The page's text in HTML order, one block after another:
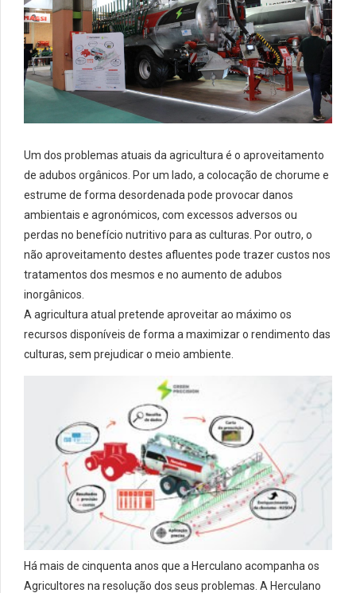
Um dos problemas atuais da agricultura é o aproveitamento
de adubos orgânicos. Por um lado, a colocação de chorume e
estrume de forma desordenada pode provocar danos
ambientais e agronómicos, com excessos adversos ou
perdas no benefício nutritivo para as culturas. Por outro, o
não aproveitamento destes afluentes pode trazer custos nos
tratamentos dos mesmos e no aumento de adubos
inorgânicos.
A agricultura atual pretende aproveitar ao máximo os
recursos disponíveis de forma a maximizar o rendimento das
culturas, sem prejudicar o meio ambiente.
Há mais de cinquenta anos que a Herculano acompanha os
Agricultores na resolução dos seus problemas. A Herculano